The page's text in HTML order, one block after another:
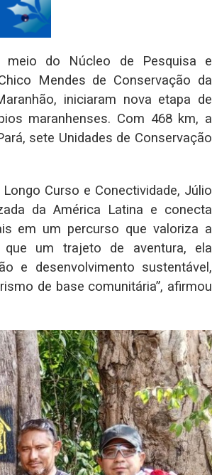
meio do Núcleo de Pesquisa e
Mendes de Conservação da
iniciaram nova etapa de
maranhenses. Com 468 km, a
sete Unidades de Conservação
Curso e Conectividade, Júlio
da América Latina e conecta
em um percurso que valoriza a
um trajeto de aventura, ela
e desenvolvimento sustentável,
de base comunitária”, afirmou